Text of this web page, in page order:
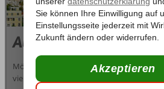
Ausflugsfahrten Lesvos
Möchten Sie nicht ständig Ihren Koffer
viel wie möglich von Lesvos sehen?